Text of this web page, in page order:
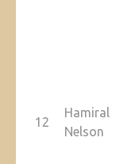
12
Hamiral
Nelson